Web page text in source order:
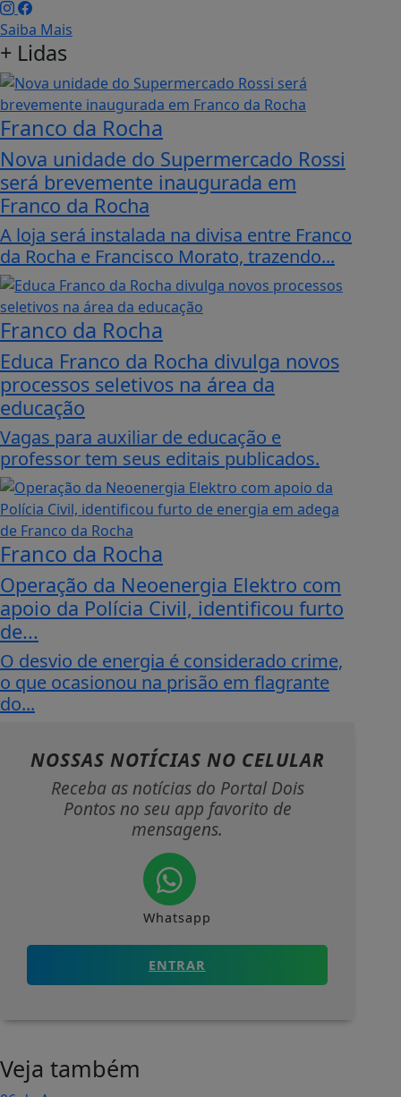
Saiba Mais
+ Lidas
Franco da Rocha
Nova unidade do Supermercado Rossi
será brevemente inaugurada em
Franco da Rocha
A loja será instalada na divisa entre Franco
da Rocha e Francisco Morato, trazendo...
Franco da Rocha
Educa Franco da Rocha divulga novos
processos seletivos na área da
educação
Vagas para auxiliar de educação e
professor tem seus editais publicados.
Franco da Rocha
Operação da Neoenergia Elektro com
apoio da Polícia Civil, identificou furto
de...
O desvio de energia é considerado crime,
o que ocasionou na prisão em flagrante
do...
NOSSAS NOTÍCIAS NO CELULAR
Receba as notícias do Portal Dois
Pontos no seu app favorito de
mensagens.
Whatsapp
ENTRAR
Veja também